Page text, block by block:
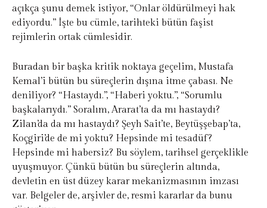
açıkça şunu demek istiyor, “Onlar öldürülmeyi hak
ediyordu.” İşte bu cümle, tarihteki bütün faşist
rejimlerin ortak cümlesidir.
Buradan bir başka kritik noktaya geçelim, Mustafa
Kemal’i bütün bu süreçlerin dışına itme çabası. Ne
deniliyor? “Hastaydı.”, “Haberi yoktu.”, “Sorumlu
başkalarıydı.” Soralım, Ararat’ta da mı hastaydı?
Zilan’da da mı hastaydı? Şeyh Sait’te, Beytüşşebap’ta,
Koçgiri’de de mi yoktu? Hepsinde mi tesadüf?
Hepsinde mi habersiz? Bu söylem, tarihsel gerçeklikle
uyuşmuyor. Çünkü bütün bu süreçlerin altında,
devletin en üst düzey karar mekanizmasının imzası
var. Belgeler de, arşivler de, resmi kararlar da bunu